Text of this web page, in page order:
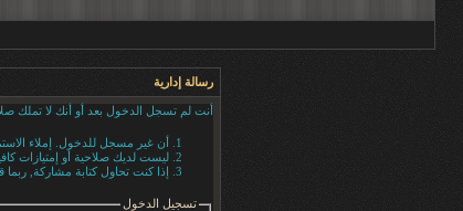
رسالة إدارية
أنت لم تسجل الدخول بعد أو أنك لا تملك
أن غير مسجل للدخول. إملاء
ليست لديك صلاحية أو إمتيازات
إذا كنت تحاول كتابة مشاركة,
تسجيل الدخول